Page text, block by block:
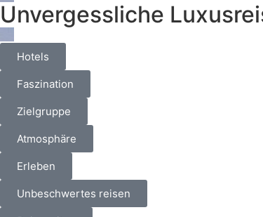
Unvergessliche
Hotels
Faszination
Zielgruppe
Atmosphäre
Erleben
Unbeschwertes reisen